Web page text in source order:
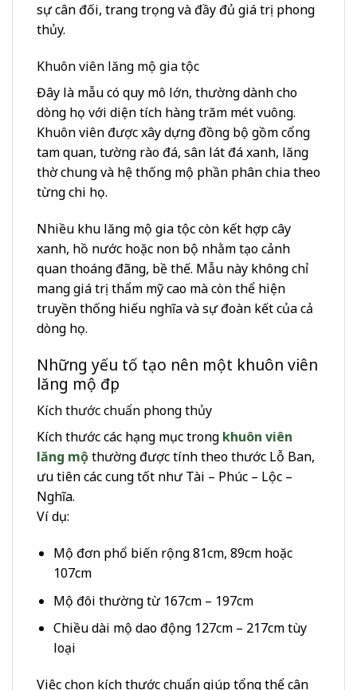
sự cân đối, trang trọng và đầy đủ giá trị phong
thủy.
Khuôn viên lăng mộ gia tộc
Đây là mẫu có quy mô lớn, thường dành cho
dòng họ với diện tích hàng trăm mét vuông.
Khuôn viên được xây dựng đồng bộ gồm cổng
tam quan, tường rào đá, sân lát đá xanh, lăng
thờ chung và hệ thống mộ phần phân chia theo
từng chi họ.
Nhiều khu lăng mộ gia tộc còn kết hợp cây
xanh, hồ nước hoặc non bộ nhằm tạo cảnh
quan thoáng đãng, bề thế. Mẫu này không chỉ
mang giá trị thẩm mỹ cao mà còn thể hiện
truyền thống hiếu nghĩa và sự đoàn kết của cả
dòng họ.
Những yếu tố tạo nên một khuôn viên
lăng mộ đẹp
Kích thước chuẩn phong thủy
Kích thước các hạng mục trong khuôn viên
lăng mộthường được tính theo thước Lỗ Ban,
ưu tiên các cung tốt như Tài – Phúc – Lộc –
Nghĩa.
Ví dụ:
Mộ đơn phổ biến rộng 81cm, 89cm hoặc
107cm
Mộ đôi thường từ 167cm – 197cm
Chiều dài mộ dao động 127cm – 217cm tùy
loại
Việc chọn kích thước chuẩn giúp tổng thể cân